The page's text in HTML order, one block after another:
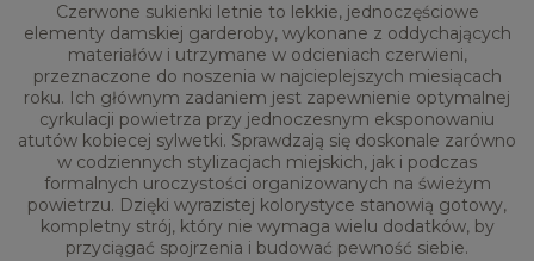
Czerwone sukienki letnie to lekkie, jednoczęściowe
elementy damskiej garderoby, wykonane z oddychających
materiałów i utrzymane w odcieniach czerwieni,
przeznaczone do noszenia w najcieplejszych miesiącach
roku. Ich głównym zadaniem jest zapewnienie optymalnej
cyrkulacji powietrza przy jednoczesnym eksponowaniu
atutów kobiecej sylwetki. Sprawdzają się doskonale zarówno
w codziennych stylizacjach miejskich, jak i podczas
formalnych uroczystości organizowanych na świeżym
powietrzu. Dzięki wyrazistej kolorystyce stanowią gotowy,
kompletny strój, który nie wymaga wielu dodatków, by
przyciągać spojrzenia i budować pewność siebie.